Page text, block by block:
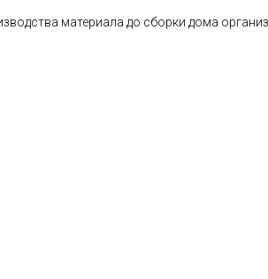
материала до сборки дома